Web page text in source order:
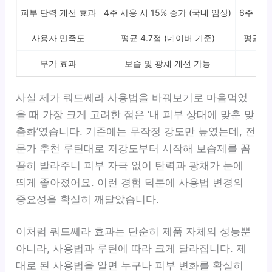
피부 탄력 개선 효과 4주 사용 시 15% 증가 (국내 임상) 6주 사
사용자 만족도 평균 4.7점 (네이버 기준) 평균
부가 효과 보습 및 광채 개선 가능
사실 제가 쿼드쎄라 사용법을 바꿔보기로 마음먹었
을 때 가장 크게 고려한 점은 ‘내 피부 상태에 맞춘 맞
춤화’였습니다. 기존에는 무작정 강도만 높였는데, 전
문가 추천 루틴대로 저강도부터 시작해 보습제를 꼼
꼼히 발라주니 피부 자극 없이 탄력과 광채가 눈에
띄게 좋아졌어요. 이런 경험 덕분에 사용법 변경의
중요성을 확실히 깨달았습니다.
이처럼 쿼드쎄라 효과는 단순히 제품 자체의 성능뿐
아니라, 사용법과 루틴에 따라 크게 달라집니다. 제
대로 된 사용법을 알면 누구나 피부 변화를 확실히